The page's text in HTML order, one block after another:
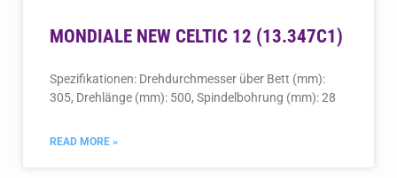
MONDIALE NEW CELTIC 12 (13.347C1)
Spezifikationen: Drehdurchmesser über Bett (mm):
305, Drehlänge (mm): 500, Spindelbohrung (mm): 28
READ MORE »